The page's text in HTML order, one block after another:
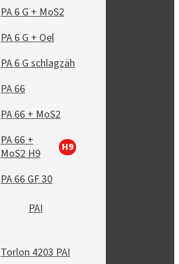
PA 6 G + MoS2
PA 6 G + Oel
PA 6 G schlagzäh
PA 66
PA 66 + MoS2
PA 66 +
MoS2 H9
H9
PA 66 GF 30
PAI
Torlon 4203 PAI